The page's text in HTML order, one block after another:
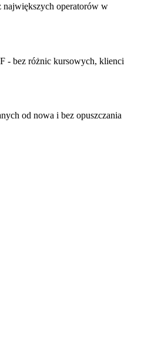
największych operatorów w
- bez różnic kursowych, klienci
od nowa i bez opuszczania